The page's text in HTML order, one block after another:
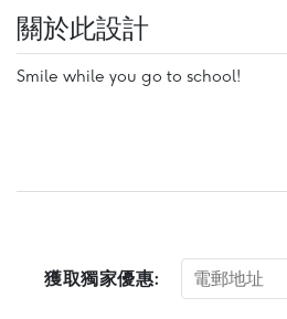
關於此設計
Smile while you go to school!
獲取獨家優惠: